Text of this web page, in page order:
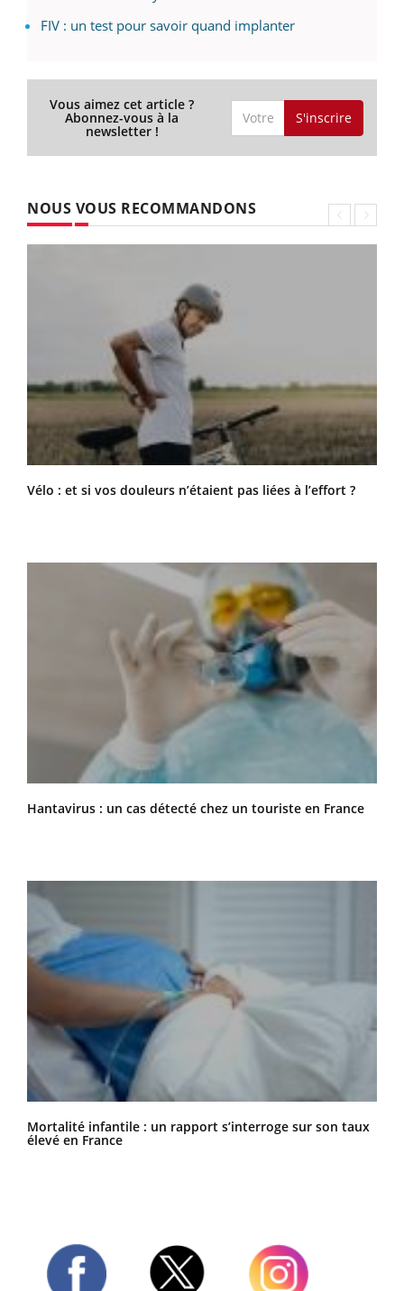
FIV : un test pour savoir quand implanter
Vous aimez cet article ?
Abonnez-vous à la
newsletter !
S'inscrire
NOUS VOUS RECOMMANDONS
Vélo : et si vos douleurs n’étaient pas liées à l’effort ?
Hantavirus : un cas détecté chez un touriste en France
Mortalité infantile : un rapport s’interroge sur son taux
élevé en France